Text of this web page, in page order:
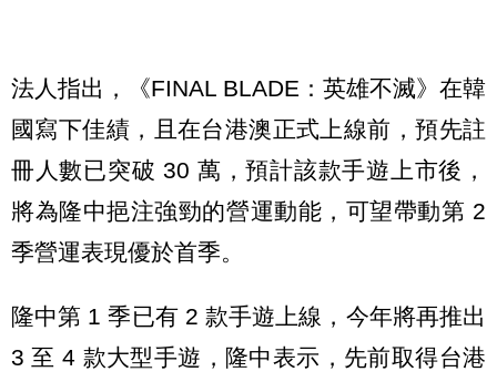
法人指出，《FINAL BLADE：英雄不滅》在韓
國寫下佳績，且在台港澳正式上線前，預先註
冊人數已突破 30 萬，預計該款手遊上市後，
將為隆中挹注強勁的營運動能，可望帶動第 2
季營運表現優於首季。
隆中第 1 季已有 2 款手遊上線，今年將再推出
3 至 4 款大型手遊，隆中表示，先前取得台港